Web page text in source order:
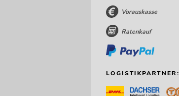
Vorauskasse
Ratenkauf
LOGISTIKPARTNER: